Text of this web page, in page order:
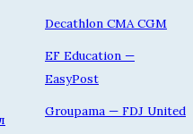
Decathlon CMA CGM
EF Education —
EasyPost
Groupama — FDJ United